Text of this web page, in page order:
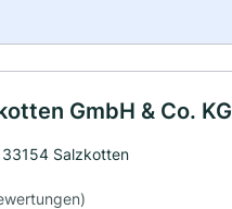
GmbH & Co. KG
Salzkotten